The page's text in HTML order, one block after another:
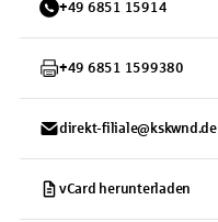
+49 6851 15914
+49 6851 1599380
direkt-filiale@kskwnd.de
vCard herunterladen